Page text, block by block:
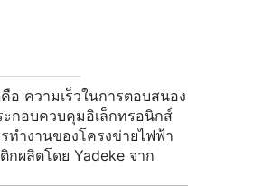
อ ความเร็วในการตอบสนอง
ะกอบควบคุมอิเล็กทรอนิกส์
ทำงานของโครงข่ายไฟฟ้า
ผลิตโดย Yadeke จาก